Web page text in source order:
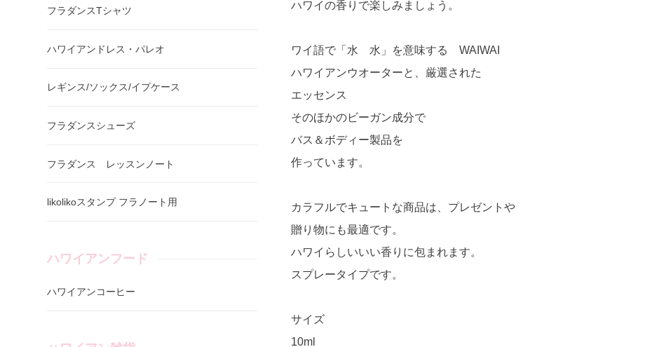
ハワイの香りで楽しみましょう。
ワイ語で「水 水」を意味する WAIWAI
ハワイアンウオーターと、厳選された
エッセンス
そのほかのビーガン成分で
バス＆ボディー製品を
作っています。
カラフルでキュートな商品は、プレゼントや
贈り物にも最適です。
ハワイらしいいい香りに包まれます。
スプレータイプです。
サイズ
10ml
フラダンスTシャツ
ハワイアンドレス・パレオ
レギンス/ソックス/イプケース
フラダンスシューズ
フラダンス レッスンノート
likolikoスタンプ フラノート用
ハワイアンフード
ハワイアンコーヒー